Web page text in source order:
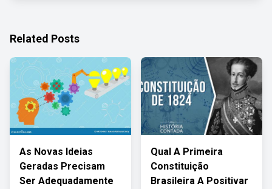
Related Posts
As Novas Ideias
Geradas Precisam
Ser Adequadamente
Qual A Primeira
Constituição
Brasileira A Positivar